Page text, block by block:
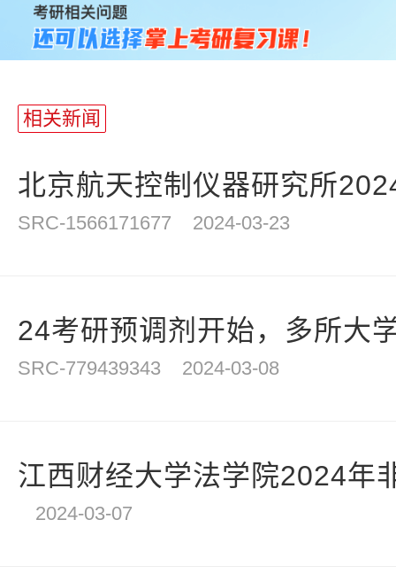
相关新闻
北京航天控制仪器研究所
SRC-1566171677 2024-03-23
24考研预调剂开始，多所大
SRC-779439343 2024-03-08
江西财经大学法学院2024年
2024-03-07